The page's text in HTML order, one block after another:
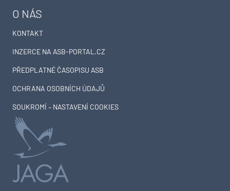
O NÁS
KONTAKT
INZERCE NA ASB-PORTAL.CZ
PŘEDPLATNÉ ČASOPISU ASB
OCHRANA OSOBNÍCH ÚDAJŮ
SOUKROMÍ – NASTAVENÍ COOKIES